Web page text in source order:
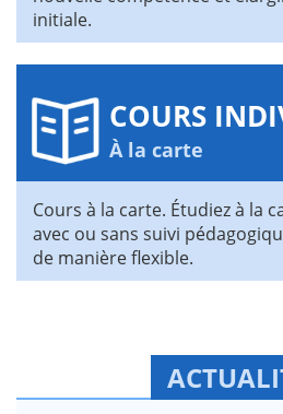
initiale.
COURS
À la carte
Cours à la carte. Étudiez à la
avec ou sans suivi
de manière flexible.